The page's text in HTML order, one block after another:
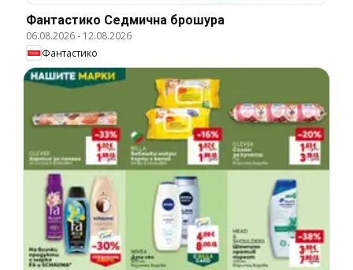
Фантастико Cедмична брошура
06.08.2026- 12.08.2026
Фантастико